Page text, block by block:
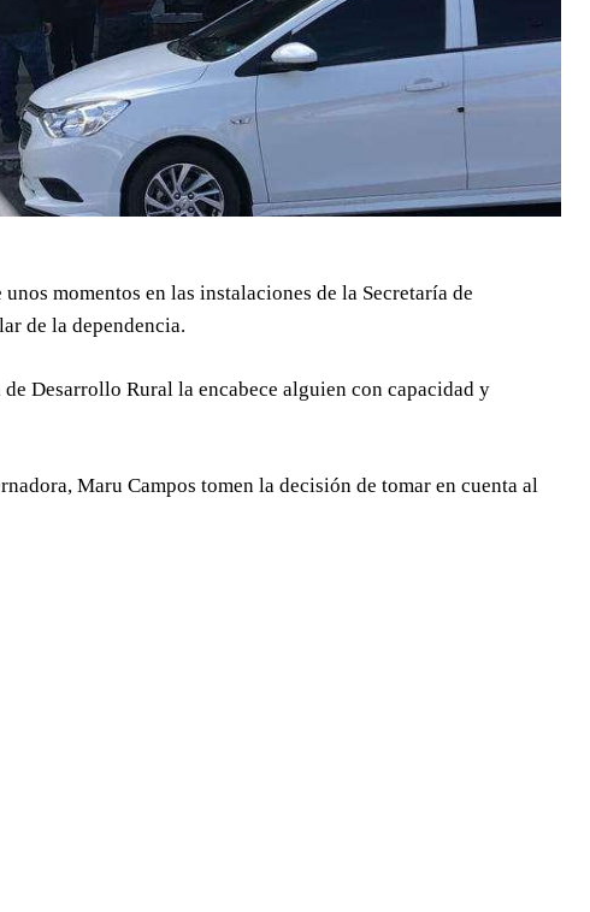
momentos en las instalaciones de la Secretaría de
de la dependencia.
Desarrollo Rural la encabece alguien con capacidad y
Maru Campos tomen la decisión de tomar en cuenta al